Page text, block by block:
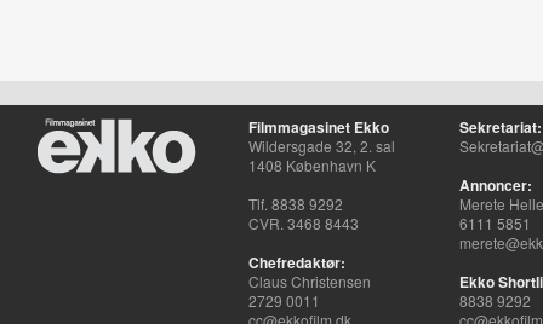
Filmmagasinet Ekko
Wildersgade 32, 2. sal
1408 København K
Tlf. 8838 9292
CVR. 3468 8443
Chefredaktør:
Claus Christensen
2729 0011
cc@ekkofilm.dk
Sekretariat:
Annoncer:
Merete
6111 5851
Ekko
8838 9292